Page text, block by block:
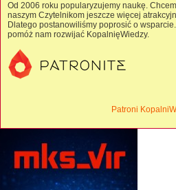
Od 2006 roku popularyzujemy naukę.
naszym Czytelnikom jeszcze więcej
Dlatego postanowiliśmy poprosić o
pomóż nam rozwijać KopalnięWiedzy.
Patroni